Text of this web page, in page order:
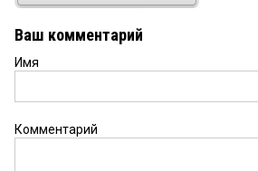
Профанаторы на марше!
Ирина 28 апреля 2025 в 22:39:
действовать. Все правильно
Ваш комментарий
Имя
Комментарий